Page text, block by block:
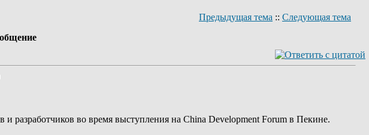
Предыдущая тема :: Следующая тема
разработчиков во время выступления на China Development Forum в Пекине.